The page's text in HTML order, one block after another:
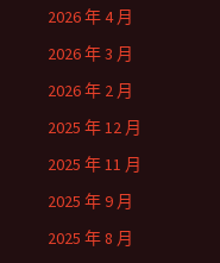
2026 年 4 月
2026 年 3 月
2026 年 2 月
2025 年 12 月
2025 年 11 月
2025 年 9 月
2025 年 8 月